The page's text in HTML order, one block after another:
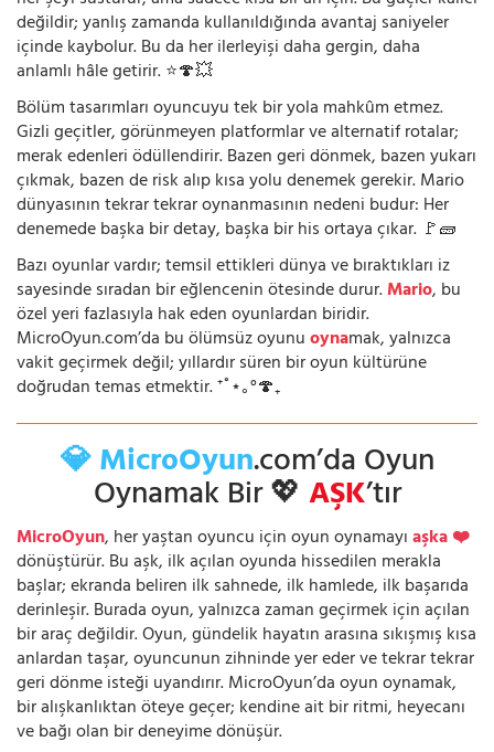
değildir; yanlış zamanda kullanıldığında avantaj saniyeler
içinde kaybolur. Bu da her ilerleyişi daha gergin, daha
anlamlı hâle getirir. ⭐🍄💥
Bölüm tasarımları oyuncuyu tek bir yola mahkûm etmez.
Gizli geçitler, görünmeyen platformlar ve alternatif rotalar;
merak edenleri ödüllendirir. Bazen geri dönmek, bazen yukarı
çıkmak, bazen de risk alıp kısa yolu denemek gerekir. Mario
dünyasının tekrar tekrar oynanmasının nedeni budur: Her
denemede başka bir detay, başka bir his ortaya çıkar. 🚩🧱
Bazı oyunlar vardır; temsil ettikleri dünya ve bıraktıkları iz
sayesinde sıradan bir eğlencenin ötesinde durur.Mario, bu
özel yeri fazlasıyla hak eden oyunlardan biridir.
MicroOyun.com’da bu ölümsüz oyunuoynamak, yalnızca
vakit geçirmek değil; yıllardır süren bir oyun kültürüne
doğrudan temas etmektir. ⁺˚⋆｡°🍄₊
💎 MicroOyun.com’da Oyun
Oynamak Bir 💖AŞK’tır
MicroOyun, her yaştan oyuncu için oyun oynamayıaşka ❤️
dönüştürür. Bu aşk, ilk açılan oyunda hissedilen merakla
başlar; ekranda beliren ilk sahnede, ilk hamlede, ilk başarıda
derinleşir. Burada oyun, yalnızca zaman geçirmek için açılan
bir araç değildir. Oyun, gündelik hayatın arasına sıkışmış kısa
anlardan taşar, oyuncunun zihninde yer eder ve tekrar tekrar
geri dönme isteği uyandırır. MicroOyun’da oyun oynamak,
bir alışkanlıktan öteye geçer; kendine ait bir ritmi, heyecanı
ve bağı olan bir deneyime dönüşür.